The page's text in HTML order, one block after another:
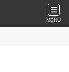
MENU